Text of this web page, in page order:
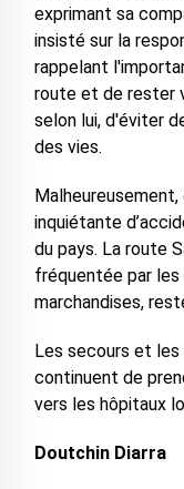
exprimant sa
insisté sur la
rappelant
route et de rester
selon lui, d'éviter
des vies.
Malheureusement,
inquiétante
du pays. La route
fréquentée par
marchandises,
Les secours et
continuent de
vers les hôpitaux
Doutchin Diarra